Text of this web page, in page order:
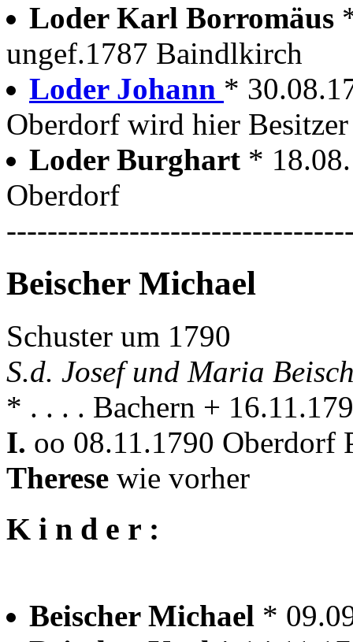
Loder Karl Borromäus
ungef.1787 Baindlkirch
Loder Johann *
Oberdorf wird hier Besitzer
Loder Burghart *
Oberdorf
Beischer Michael
Schuster um 1790
S.d. Josef und Maria
* . . . . Bachern +
I. oo 08.11.1790 Oberdorf
Therese wie vorher
K i n d e r :
Beischer Michael *